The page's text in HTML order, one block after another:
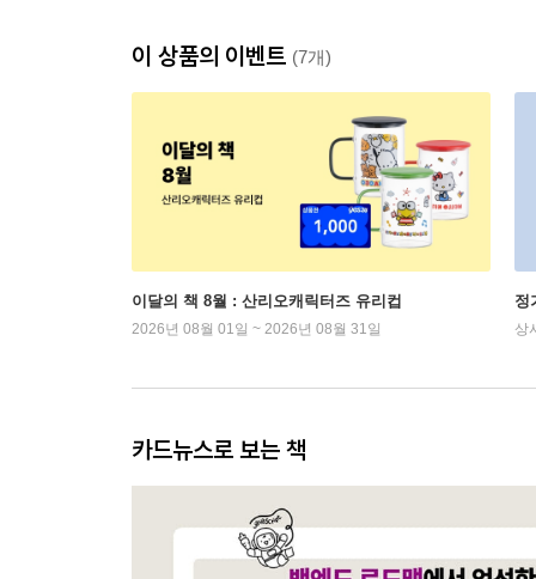
이 상품의 이벤트 (7개)
이달의 책 8월 : 산리오캐릭터즈 유리컵
2026년 08월 01일 ~ 2026년 08월 31일
정
상
카드뉴스로 보는 책